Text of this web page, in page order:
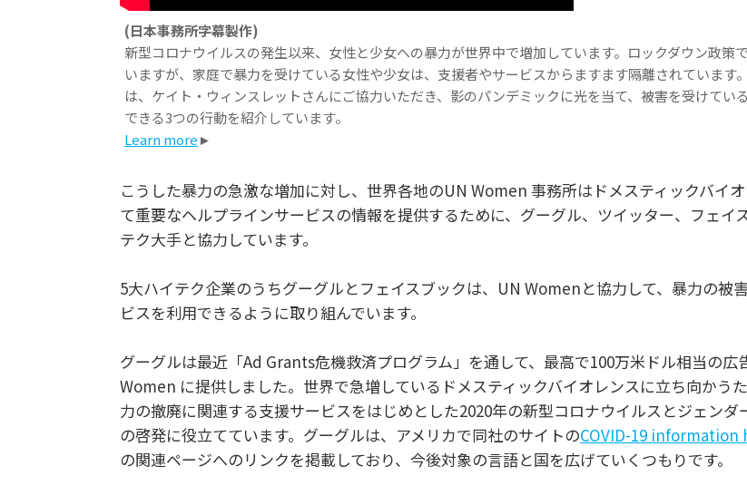
(日本事務所字幕製作)
新型コロナウイルスの発生以来、女性と少女への暴力が世界中で増加しています。ロックダウン政策
いますが、家庭で暴力を受けている女性や少女は、支援者やサービスからますます隔離されています
は、ケイト・ウィンスレットさんにご協力いただき、影のパンデミックに光を当て、被害を受けてい
できる3つの行動を紹介しています。
Learn more►
こうした暴力の急激な増加に対し、世界各地のUN Women 事務所はドメスティックバイ
て重要なヘルプラインサービスの情報を提供するために、グーグル、ツイッター、フェイ
テク大手と協力しています。
5大ハイテク企業のうちグーグルとフェイスブックは、UN Womenと協力して、暴力の被
ビスを利用できるように取り組んでいます。
グーグルは最近「Ad Grants危機救済プログラム」を通して、最高で100万米ドル相当の広
Women に提供しました。世界で急増しているドメスティックバイオレンスに立ち向かう
力の撤廃に関連する支援サービスをはじめとした2020年の新型コロナウイルスとジェンダ
の啓発に役立てています。グーグルは、アメリカで同社のサイトのCOVID-19 information
の関連ページへのリンクを掲載しており、今後対象の言語と国を広げていくつもりです。